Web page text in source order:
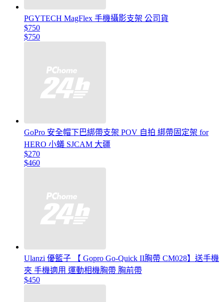
PGYTECH MagFlex 手機攝影支架 公司貨
$750
$750
GoPro 安全帽下巴綁帶支架 POV 自拍 綁帶固定架 for
HERO 小蟻 SJCAM 大疆
$270
$460
Ulanzi 優籃子 【 Gopro Go-Quick II胸帶 CM028】送手機
夾 手機適用 運動相機胸帶 胸前帶
$450